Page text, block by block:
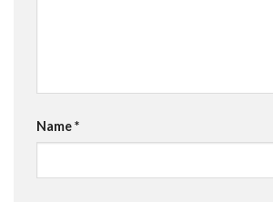
Name*